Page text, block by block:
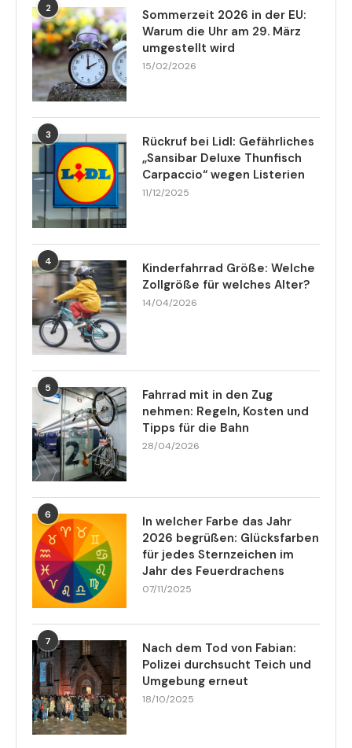
2
Sommerzeit 2026 in der EU:
Warum die Uhr am 29. März
umgestellt wird
15/02/2026
3
Rückruf bei Lidl: Gefährliches
„Sansibar Deluxe Thunfisch
Carpaccio“ wegen Listerien
11/12/2025
4
Kinderfahrrad Größe: Welche
Zollgröße für welches Alter?
14/04/2026
5
Fahrrad mit in den Zug
nehmen: Regeln, Kosten und
Tipps für die Bahn
28/04/2026
6
In welcher Farbe das Jahr
2026 begrüßen: Glücksfarben
für jedes Sternzeichen im
Jahr des Feuerdrachens
07/11/2025
7
Nach dem Tod von Fabian:
Polizei durchsucht Teich und
Umgebung erneut
18/10/2025